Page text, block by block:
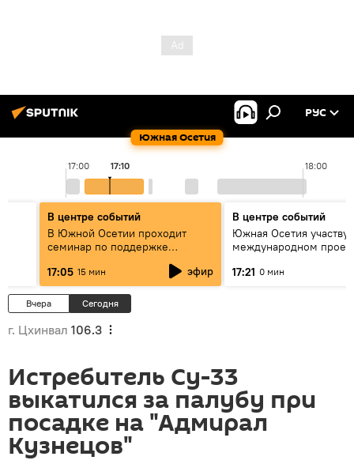
Южная Осетия
РУС
17:00 18:00
17:10
В центре событий
В Южной Осетии проходит
семинар по поддержке
социально значимых проектов
17:05 15 мин эфир
В центре событий
Южная Осетия
международном
17:21 0 мин
Вчера Сегодня
г. Цхинвал 106.3
Истребитель Су-33
выкатился за палубу при
посадке на "Адмирал
Кузнецов"